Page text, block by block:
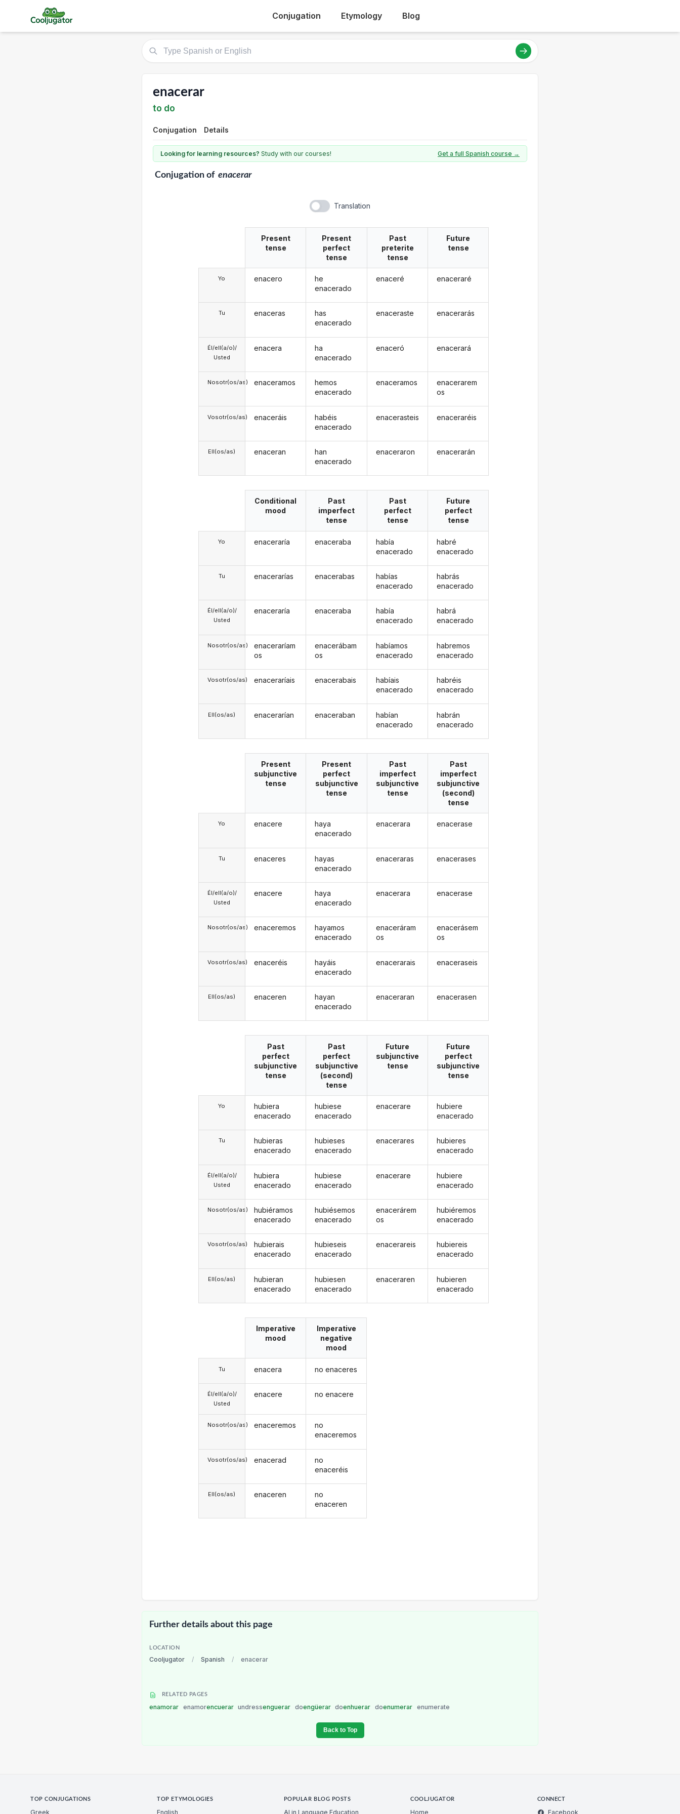
Conjugation Etymology Blog
enacerar
to do
Conjugation Details
Looking for learning resources? Study with our courses! Get a full Spanish course →
Conjugationof enacerar
Translation
Yo
Tu
Él/ell(a/o)/
Usted
Nosotr(os/as)
Vosotr(os/as)
Ell(os/as)
Present
tense
enacero
enaceras
enacera
enaceramos
enaceráis
enaceran
Present
perfect
tense
he
enacerado
has
enacerado
ha
enacerado
hemos
enacerado
habéis
enacerado
han
enacerado
Past
preterite
tense
enaceré
enaceraste
enaceró
enaceramos
enacerasteis
enaceraron
Future
tense
enaceraré
enacerarás
enacerará
enacerarem
os
enaceraréis
enacerarán
Yo
Tu
Él/ell(a/o)/
Usted
Nosotr(os/as)
Vosotr(os/as)
Ell(os/as)
Conditional
mood
enaceraría
enacerarías
enaceraría
enaceraríam
os
enaceraríais
enacerarían
Past
imperfect
tense
enaceraba
enacerabas
enaceraba
enacerábam
os
enacerabais
enaceraban
Past
perfect
tense
había
enacerado
habías
enacerado
había
enacerado
habíamos
enacerado
habíais
enacerado
habían
enacerado
Future
perfect
tense
habré
enacerado
habrás
enacerado
habrá
enacerado
habremos
enacerado
habréis
enacerado
habrán
enacerado
Yo
Tu
Él/ell(a/o)/
Usted
Nosotr(os/as)
Vosotr(os/as)
Ell(os/as)
Present
subjunctive
tense
enacere
enaceres
enacere
enaceremos
enaceréis
enaceren
Present
perfect
subjunctive
tense
haya
enacerado
hayas
enacerado
haya
enacerado
hayamos
enacerado
hayáis
enacerado
hayan
enacerado
Past
imperfect
subjunctive
tense
enacerara
enaceraras
enacerara
enaceráram
os
enacerarais
enaceraran
Past
imperfect
subjunctive
(second)
tense
enacerase
enacerases
enacerase
enacerásem
os
enaceraseis
enacerasen
Yo
Tu
Él/ell(a/o)/
Usted
Nosotr(os/as)
Vosotr(os/as)
Ell(os/as)
Past
perfect
subjunctive
tense
hubiera
enacerado
hubieras
enacerado
hubiera
enacerado
hubiéramos
enacerado
hubierais
enacerado
hubieran
enacerado
Past
perfect
subjunctive
(second)
tense
hubiese
enacerado
hubieses
enacerado
hubiese
enacerado
hubiésemos
enacerado
hubieseis
enacerado
hubiesen
enacerado
Future
subjunctive
tense
enacerare
enacerares
enacerare
enacerárem
os
enacerareis
enaceraren
Future
perfect
subjunctive
tense
hubiere
enacerado
hubieres
enacerado
hubiere
enacerado
hubiéremos
enacerado
hubiereis
enacerado
hubieren
enacerado
Tu
Él/ell(a/o)/
Usted
Nosotr(os/as)
Vosotr(os/as)
Ell(os/as)
Imperative
mood
enacera
enacere
enaceremos
enacerad
enaceren
Imperative
negative
mood
no enaceres
no enacere
no
enaceremos
no
enaceréis
no
enaceren
Further details about this page
LOCATION
Cooljugator / Spanish / enacerar
RELATED PAGES
enamorar enamorencuerar undressenguerar doengüerar doenhuerar doenumerar enumerate
Back to Top
TOP CONJUGATIONS
Greek
TOP ETYMOLOGIES
English
POPULAR BLOG POSTS
AI in Language Education
COOLJUGATOR
Home
CONNECT
Facebook